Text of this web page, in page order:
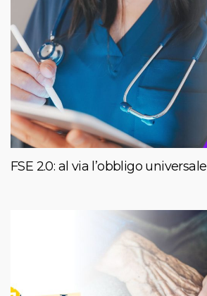
FSE 2.0: al via l’obbligo universale